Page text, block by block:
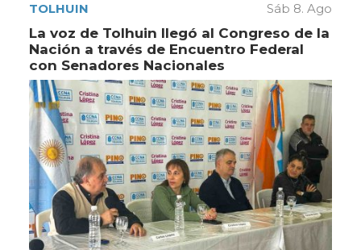
TOLHUIN Sáb 8. Ago
La voz de Tolhuin llegó al Congreso de la
Nación a través de Encuentro Federal
con Senadores Nacionales